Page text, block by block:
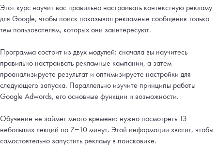
Этот курс научит вас правильно настраивать контекстную рекламу
для Google, чтобы поиск показывал рекламные сообщения только
тем пользователям, которых они заинтересуют.
Программа состоит из двух модулей: сначала вы научитесь
правильно настраивать рекламные кампании, а затем
проанализируете результат и оптимизируете настройки для
следующего запуска. Параллельно изучите принципы работы
Google Adwords, его основные функции и возможности.
Обучение не займет много времени: нужно посмотреть 13
небольших лекций по 7−10 минут. Этой информации хватит, чтобы
самостоятельно запустить рекламу в поисковике.